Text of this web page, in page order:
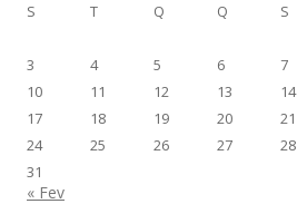
S
T Q Q S
3
4 5 6 7
10
11 12 13 14
17
18 19 20 21
24
25 26 27 28
31
« Fev